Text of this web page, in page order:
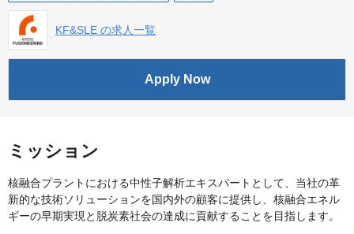
KF&SLE の求人一覧
Apply Now
ミッション
核融合プラントにおける中性子解析エキスパートとして、当社の革
新的な技術ソリューションを国内外の顧客に提供し、核融合エネル
ギーの早期実現と脱炭素社会の達成に貢献することを目指します。